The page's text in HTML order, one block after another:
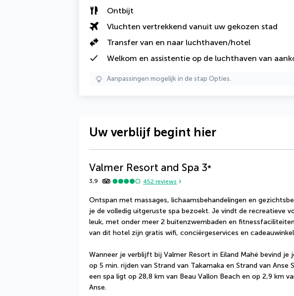
Ontbijt
Vluchten vertrekkend vanuit uw gekozen stad
Transfer van en naar luchthaven/hotel
Welkom en assistentie op de luchthaven van
Aanpassingen mogelijk in de stap Opties.
Uw verblijf begint hier
Valmer Resort and Spa 3*
3,9 452 reviews
Ontspan met massages, lichaamsbehandelingen en
je de volledig uitgeruste spa bezoekt. Je vindt de recreatieve
leuk, met onder meer 2 buitenzwembaden en
van dit hotel zijn gratis wifi, conciërgeservices en
Wanneer je verblijft bij Valmer Resort in Eiland Mahé bevind je
op 5 min. rijden van Strand van Takamaka en Strand van Anse
een spa ligt op 28,8 km van Beau Vallon Beach en op 2,9 km
Anse.